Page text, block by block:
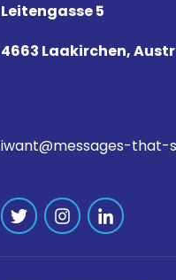
Leitengasse 5
4663 Laakirchen,
iwant@messages-that-